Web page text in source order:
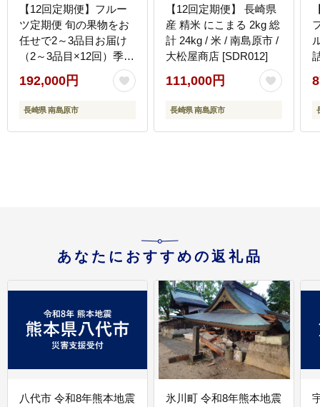
【12回定期便】フルー
ツ定期便 旬の果物をお
任せで2～3品目お届け
（2～3品目×12回）季節
の果物 詰め合わせ 果物
セット / フルーツ 果物
春フルーツ 夏フルーツ
南島原市 / 吉岡青果
192,000円
長崎県 南島原市
【12回定期便】 長崎県
産 精米 にこまる 2kg 総
計 24kg / 米 / 南島原市 /
大松屋商店 [SDR012]
111,000円
長崎県 南島原市
あなたにおすすめの返礼品
八代市 令和8年熊本地震
氷川町 令和8年熊本地震